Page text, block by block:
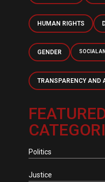
HUMAN RIGHTS
GENDER SOCIAL
TRANSPARENCY AND
Politics
Justice